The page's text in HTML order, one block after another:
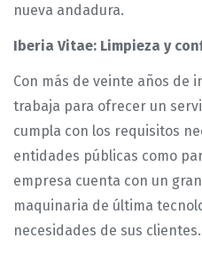
nueva andadura.
Iberia Vitae: Limpieza y
Con más de veinte años de
trabaja para ofrecer un
cumpla con los requisitos
entidades públicas como
empresa cuenta con un
maquinaria de última
necesidades de sus clientes.